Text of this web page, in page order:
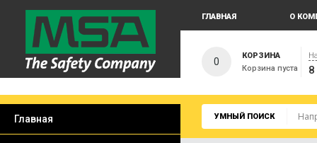
ГЛАВНАЯ О
0
КОРЗИНА
Корзина пуста
УМНЫЙ ПОИСК
Главная